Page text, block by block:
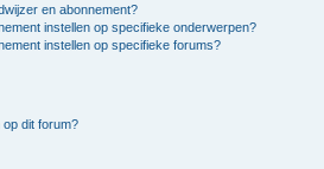
en abonnement?
instellen op specifieke onderwerpen?
instellen op specifieke forums?
op dit forum?